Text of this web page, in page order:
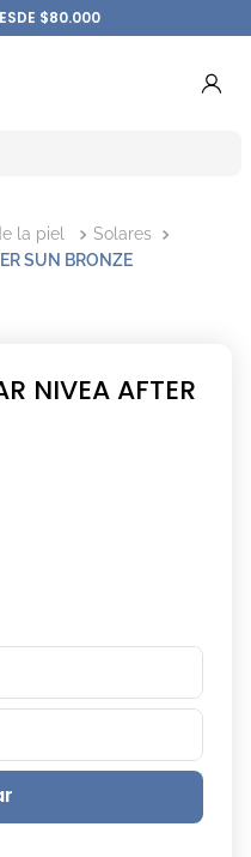
$80.000
la piel
Solares
SUN BRONZE
NIVEA AFTER